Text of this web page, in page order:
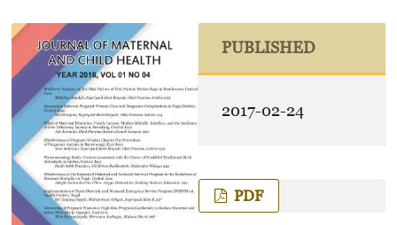
PUBLISHED
2017-02-24
PDF